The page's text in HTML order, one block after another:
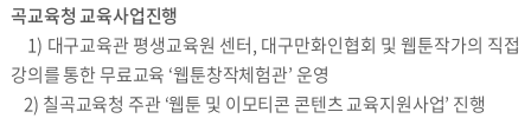
곡교육청 교육사업진행
1) 대구교육관 평생교육원 센터, 대구만화인협회 및 웹툰작가의 직접
강의를 통한 무료교육 ‘웹툰창작체험관’ 운영
2) 칠곡교육청 주관 ‘웹툰 및 이모티콘 콘텐츠 교육지원사업’ 진행